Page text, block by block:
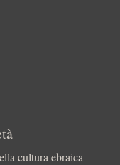
cultura ebraica